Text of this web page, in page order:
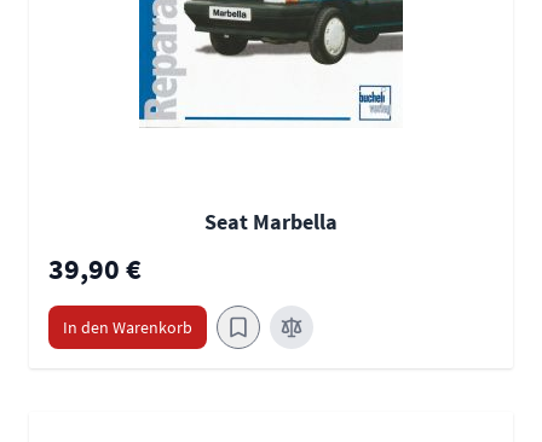
Seat Marbella
39,90 €
In den Warenkorb